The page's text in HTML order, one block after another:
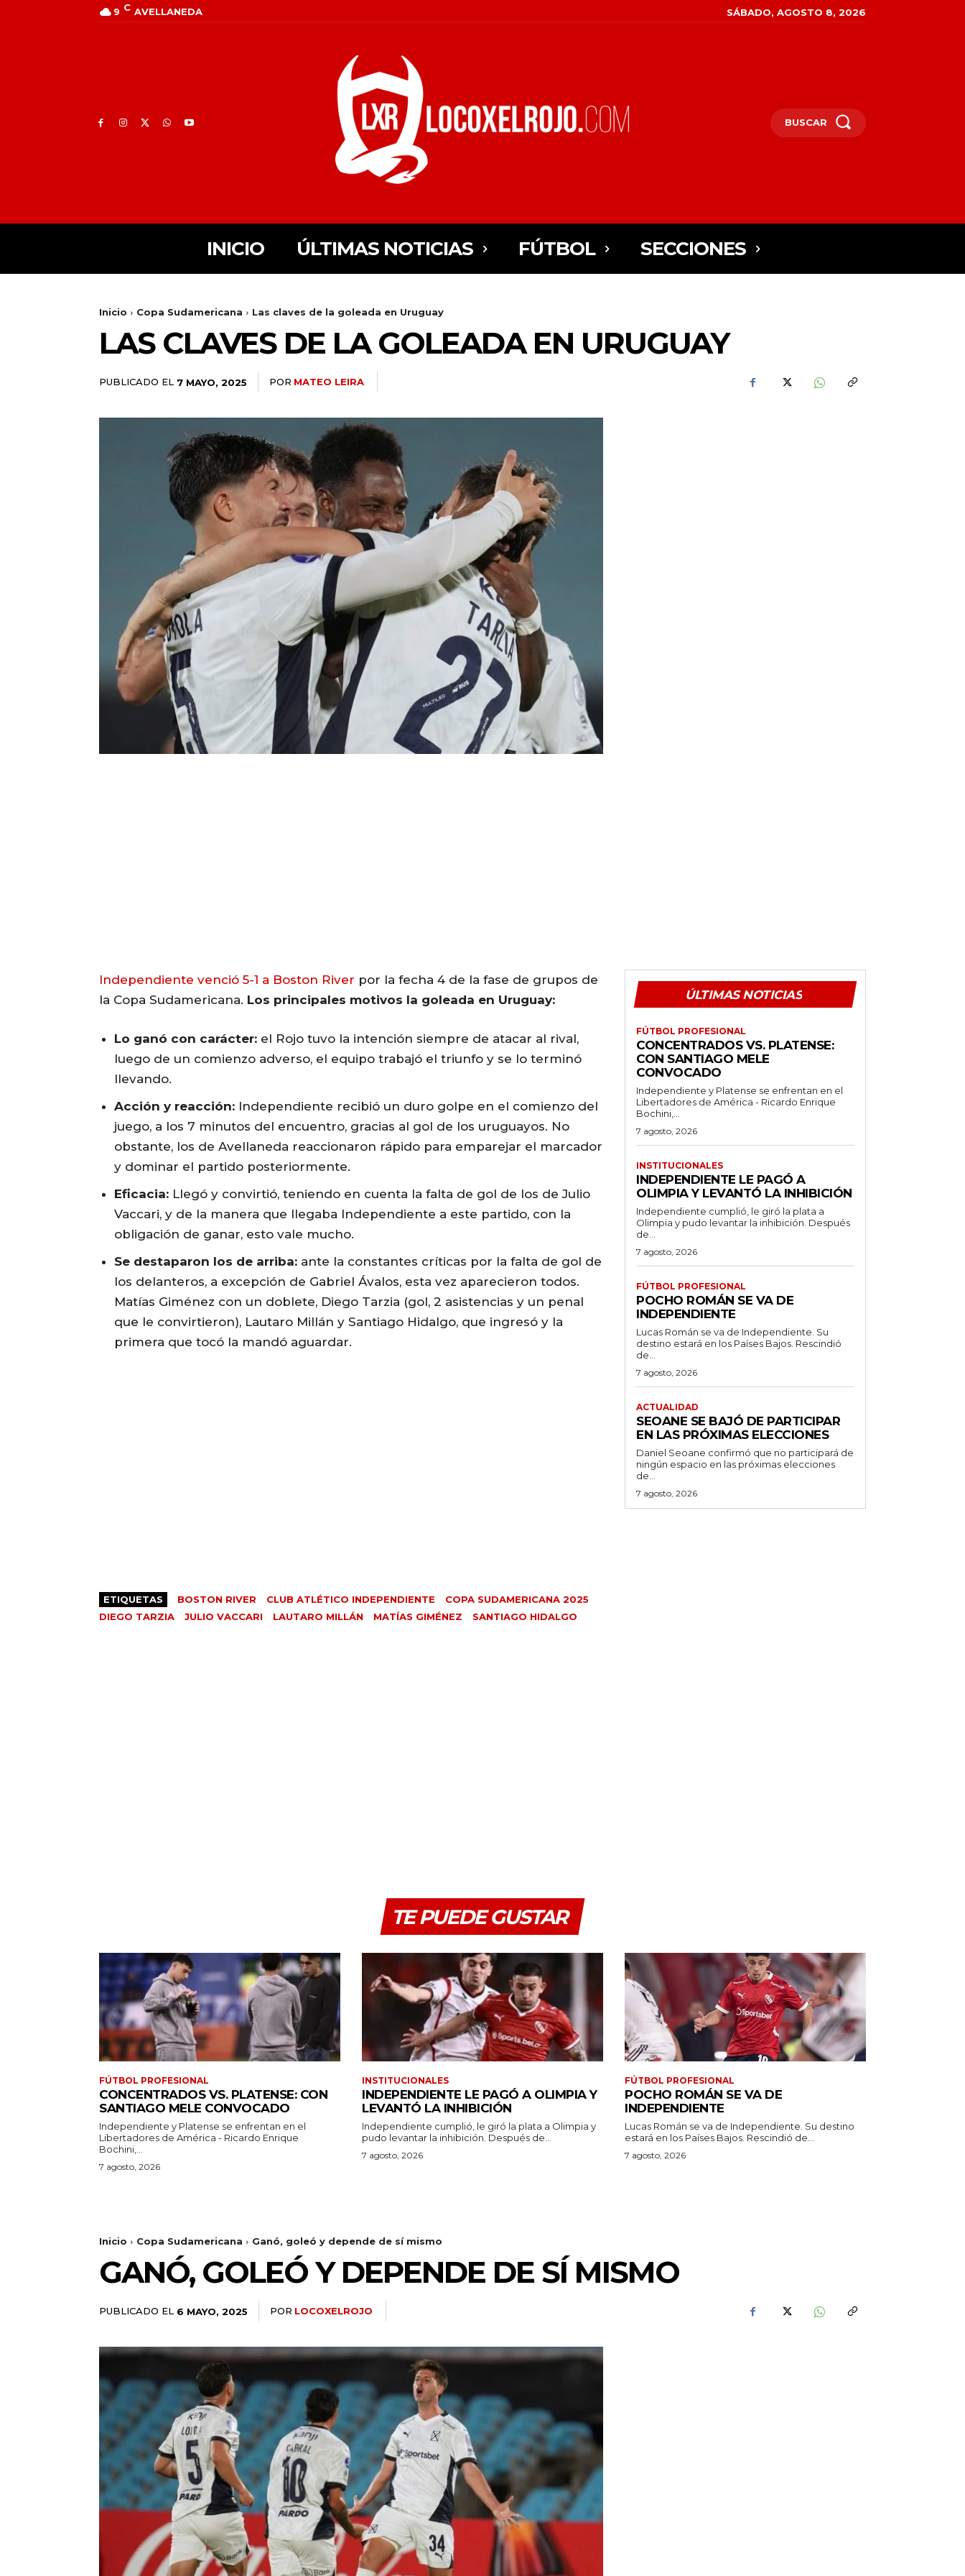
9 C AVELLANEDA SÁBADO, AGOSTO 8, 2026
BUSCAR
INICIO ÚLTIMAS NOTICIAS FÚTBOL SECCIONES
Inicio Copa Sudamericana Las claves de la goleada en Uruguay
LAS CLAVES DE LA GOLEADA EN URUGUAY
PUBLICADO EL 7 MAYO, 2025 POR MATEO LEIRA
Independiente venció 5-1 a Boston River por la fecha 4 de la fase de grupos de
la Copa Sudamericana. Los principales motivos la goleada en Uruguay:
Lo ganó con carácter: el Rojo tuvo la intención siempre de atacar al rival,
luego de un comienzo adverso, el equipo trabajó el triunfo y se lo terminó
llevando.
Acción y reacción: Independiente recibió un duro golpe en el comienzo del
juego, a los 7 minutos del encuentro, gracias al gol de los uruguayos. No
obstante, los de Avellaneda reaccionaron rápido para emparejar el marcador
y dominar el partido posteriormente.
Eficacia: Llegó y convirtió, teniendo en cuenta la falta de gol de los de Julio
Vaccari, y de la manera que llegaba Independiente a este partido, con la
obligación de ganar, esto vale mucho.
Se destaparon los de arriba: ante la constantes críticas por la falta de gol de
los delanteros, a excepción de Gabriel Ávalos, esta vez aparecieron todos.
Matías Giménez con un doblete, Diego Tarzia (gol, 2 asistencias y un penal
que le convirtieron), Lautaro Millán y Santiago Hidalgo, que ingresó y la
primera que tocó la mandó aguardar.
ETIQUETAS BOSTON RIVER CLUB ATLÉTICO INDEPENDIENTE
COPA SUDAMERICANA 2025
DIEGO TARZIA
JULIO VACCARI LAUTARO MILLÁN MATÍAS GIMÉNEZ SANTIAGO HIDALGO
ÚLTIMAS NOTICIAS
FÚTBOL PROFESIONAL
CONCENTRADOS VS. PLATENSE:
CON SANTIAGO MELE
CONVOCADO
Independiente y Platense se enfrentan en el
Libertadores de América - Ricardo Enrique
Bochini,...
7 agosto, 2026
INSTITUCIONALES
INDEPENDIENTE LE PAGÓ A
OLIMPIA Y LEVANTÓ LA INHIBICIÓN
Independiente cumplió, le giró la plata a
Olimpia y pudo levantar la inhibición. Después
de...
7 agosto, 2026
FÚTBOL PROFESIONAL
POCHO ROMÁN SE VA DE
INDEPENDIENTE
Lucas Román se va de Independiente. Su
destino estará en los Países Bajos. Rescindió
de...
7 agosto, 2026
ACTUALIDAD
SEOANE SE BAJÓ DE PARTICIPAR
EN LAS PRÓXIMAS ELECCIONES
Daniel Seoane confirmó que no participará de
ningún espacio en las próximas elecciones
de...
7 agosto, 2026
TE PUEDE GUSTAR
FÚTBOL PROFESIONAL
CONCENTRADOS VS. PLATENSE: CON
SANTIAGO MELE CONVOCADO
Independiente y Platense se enfrentan en el
Libertadores de América - Ricardo Enrique
Bochini,...
7 agosto, 2026
INSTITUCIONALES
INDEPENDIENTE LE PAGÓ A OLIMPIA Y
LEVANTÓ LA INHIBICIÓN
Independiente cumplió, le giró la plata a Olimpia y
pudo levantar la inhibición. Después de...
7 agosto, 2026
FÚTBOL PROFESIONAL
POCHO ROMÁN SE VA DE
INDEPENDIENTE
Lucas Román se va de Independiente. Su destino
estará en los Países Bajos. Rescindió de...
7 agosto, 2026